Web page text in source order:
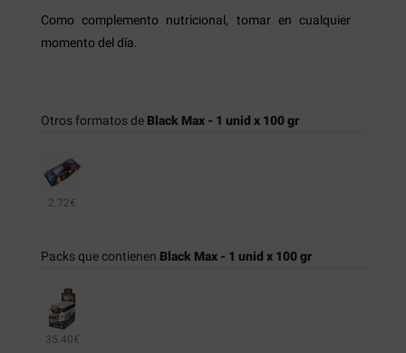
Como complemento nutricional, tomar en cualquier
momento del día.
Otros formatos de Black Max - 1 unid x 100 gr
2.72€
Packs que contienen Black Max - 1 unid x 100 gr
35.40€